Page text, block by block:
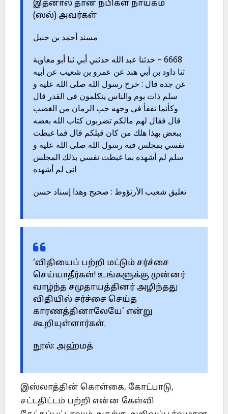
இதனால் தான் நபிகள் நாயகம்
(ஸல்) அவர்கள்
مسند أحمد بن حنبل
6668 – حدثنا عبد الله حدثني أبي ثنا أبو معاوية
ثنا داود بن أبي هند عن عمرو بن شعيب عن أبيه
عن جده قال : خرج رسول الله صلى الله عليه و
سلم ذات يوم والناس يتكلمون في القدر قال
وكأنما تفقأ في وجهه حب الرمان من الغضب
قال فقال لهم مالكم تضربون كتاب الله بعضه
ببعض بهذا هلك من كان قبلكم قال فما غبطت
نفسي بمجلس فيه رسول الله صلى الله عليه و
سلم لم أشهده بما غبطت نفسي بذلك المجلس
اني لم أشهده
تعليق شعيب الأرنؤوط : صحيح وهذا إسناد حسن
‘விதியைப் பற்றி மட்டும் சர்ச்சை
செய்யாதீர்கள்! உங்களுக்கு முன்னர்
வாழ்ந்த சமுதாயத்தினர் அழிந்தது
விதியில் சர்ச்சை செய்த
காரணத்தினாலேயே’ என்று
கூறியுள்ளார்கள்.
நூல்: அஹ்மத்
இஸ்லாத்தின் கொள்கை, கோட்பாடு,
சட்டதிட்டம் பற்றி என்ன கேள்வி